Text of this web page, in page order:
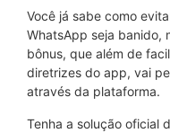
Você já sabe como
WhatsApp seja banido,
bônus, que além de
diretrizes do app, vai
através da plataforma.
Tenha a solução oficial